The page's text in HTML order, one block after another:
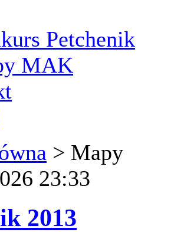
Petchenik
MAK
> Mapy
23:33
2013